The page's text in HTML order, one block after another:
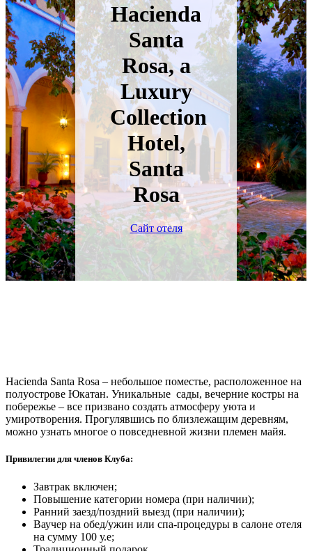
Hacienda
Santa
Rosa, a
Luxury
Collection
Hotel,
Santa
Rosa
Сайт отеля
Hacienda Santa Rosa – небольшое поместье, расположенное на
полуострове Юкатан. Уникальные сады, вечерние костры на
побережье – все призвано создать атмосферу уюта и
умиротворения. Прогулявшись по близлежащим деревням,
можно узнать многое о повседневной жизни племен майя.
Привилегии для членов Клуба:
Завтрак включен;
Повышение категории номера (при наличии);
Ранний заезд/поздний выезд (при наличии);
Ваучер на обед/ужин или спа-процедуры в салоне отеля
на сумму 100 у.е;